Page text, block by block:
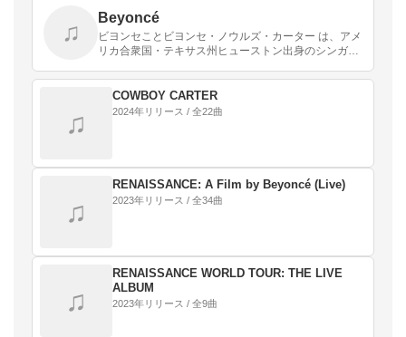
♫
Beyoncé
ビヨンセことビヨンセ・ノウルズ・カーター は、アメ
リカ合衆国・テキサス州ヒューストン出身のシンガー
優。デスティニーズ・チャイルドのメンバー。妹は同
じく歌…
♫
COWBOY CARTER
2024年リリース / 全22曲
♫
RENAISSANCE: A Film by Beyoncé (Live)
2023年リリース / 全34曲
♫
RENAISSANCE WORLD TOUR: THE LIVE
ALBUM
2023年リリース / 全9曲